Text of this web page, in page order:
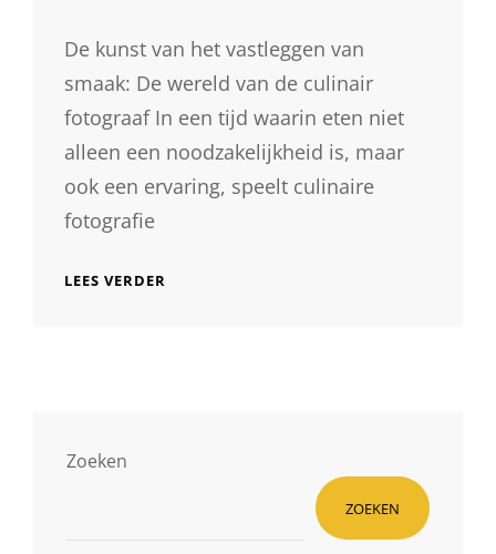
De kunst van het vastleggen van
smaak: De wereld van de culinair
fotograaf In een tijd waarin eten niet
alleen een noodzakelijkheid is, maar
ook een ervaring, speelt culinaire
fotografie
LEES VERDER
IN
Zoeken
ZOEKEN